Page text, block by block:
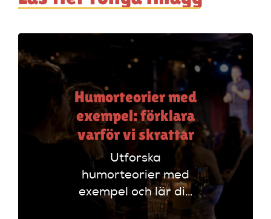
Humorteorier med
exempel: förklara
varför vi skrattar
Utforska
humorteorier med
exempel och lär dig
varför vi skrattar.